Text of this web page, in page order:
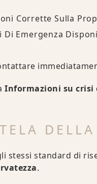
Corrette Sulla
Emergenza
Informazioni su crisi
stessi standard di
.